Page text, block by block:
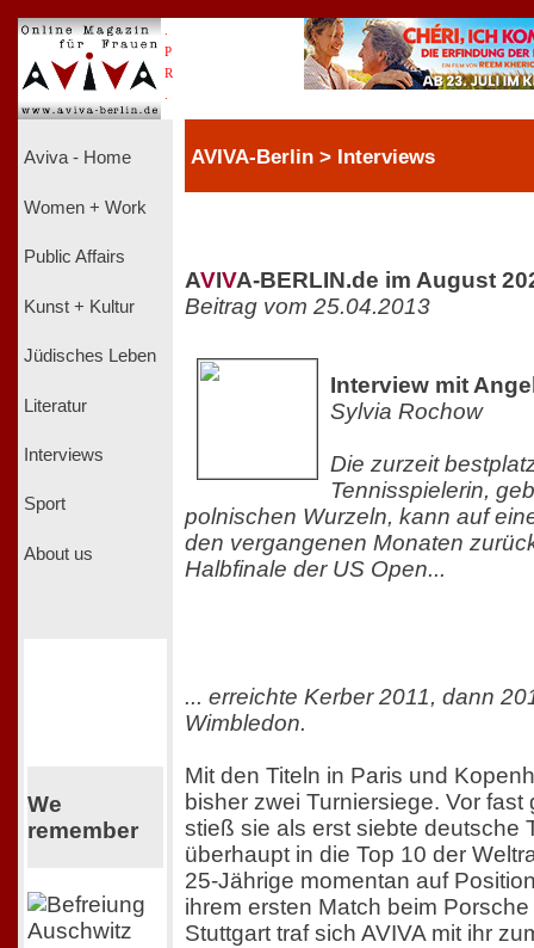
P
R
Aviva - Home
Women + Work
Public Affairs
Kunst + Kultur
Jüdisches Leben
Literatur
Interviews
Sport
About us
We
remember
AVIVA-Berlin > Interviews
AVIVA-BERLIN.de im August
Beitrag vom 25.04.2013
Interview mit
Sylvia Rochow
Die zurzeit
Tennisspielerin,
polnischen Wurzeln, kann auf
den vergangenen Monaten
Halbfinale der US Open...
... erreichte Kerber 2011, dann
Wimbledon.
Mit den Titeln in Paris und
bisher zwei Turniersiege. Vor
stieß sie als erst siebte deutsche
überhaupt in die Top 10 der
25-Jährige momentan auf
ihrem ersten Match beim
Stuttgart traf sich AVIVA mit ihr